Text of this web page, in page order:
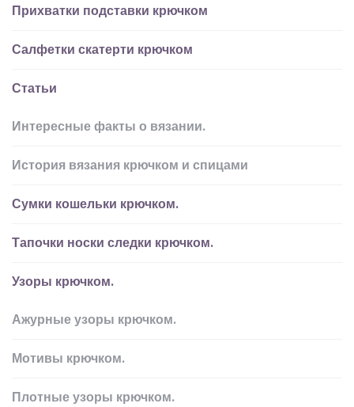
Прихватки подставки крючком
Салфетки скатерти крючком
Статьи
Интересные факты о вязании.
История вязания крючком и спицами
Сумки кошельки крючком.
Тапочки носки следки крючком.
Узоры крючком.
Ажурные узоры крючком.
Мотивы крючком.
Плотные узоры крючком.